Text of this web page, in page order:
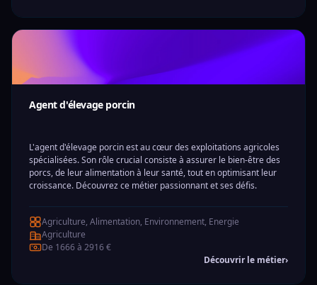
Agent d'élevage porcin
L'agent d'élevage porcin est au cœur des exploitations agricoles
spécialisées. Son rôle crucial consiste à assurer le bien-être des
porcs, de leur alimentation à leur santé, tout en optimisant leur
croissance. Découvrez ce métier passionnant et ses défis.
Agriculture, Alimentation, Environnement, Energie
Agriculture
De 1666 à 2916 €
Découvrir le métier›